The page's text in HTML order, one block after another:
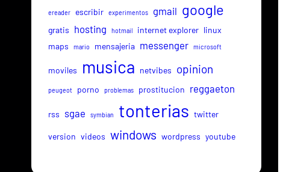
ereader escribir experimentos gmail google
gratis hosting hotmail internet explorer linux
maps
mario mensajeria messenger microsoft
moviles musica netvibes opinion
peugeot porno problemas prostitucion reggaeton
rss sgae symbian tonterias twitter
version videos windows wordpress youtube